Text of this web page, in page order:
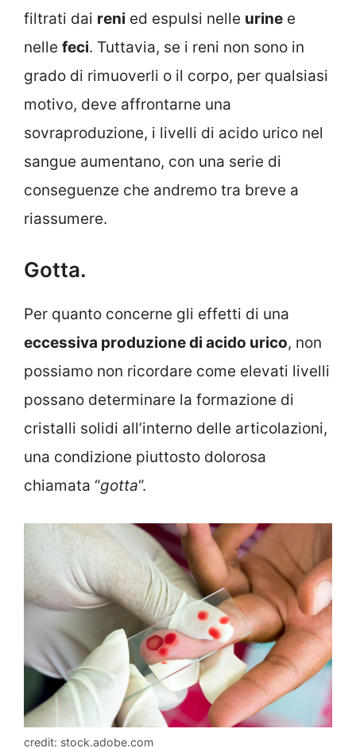
filtrati dai reni ed espulsi nelle urine e
nelle feci. Tuttavia, se i reni non sono in
grado di rimuoverli o il corpo, per qualsiasi
motivo, deve affrontarne una
sovraproduzione, i livelli di acido urico nel
sangue aumentano, con una serie di
conseguenze che andremo tra breve a
riassumere.
Gotta.
Per quanto concerne gli effetti di una
eccessiva produzione di acido urico, non
possiamo non ricordare come elevati livelli
possano determinare la formazione di
cristalli solidi all’interno delle articolazioni,
una condizione piuttosto dolorosa
chiamata “gotta“.
credit: stock.adobe.com